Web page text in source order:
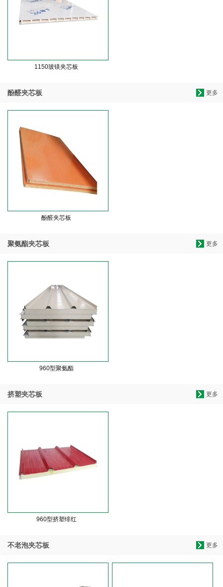
1150玻镁夹芯板
更多
酚醛夹芯板
酚醛夹芯板
更多
聚氨酯夹芯板
960型聚氨酯
更多
挤塑夹芯板
960型挤塑绯红
更多
不老泡夹芯板